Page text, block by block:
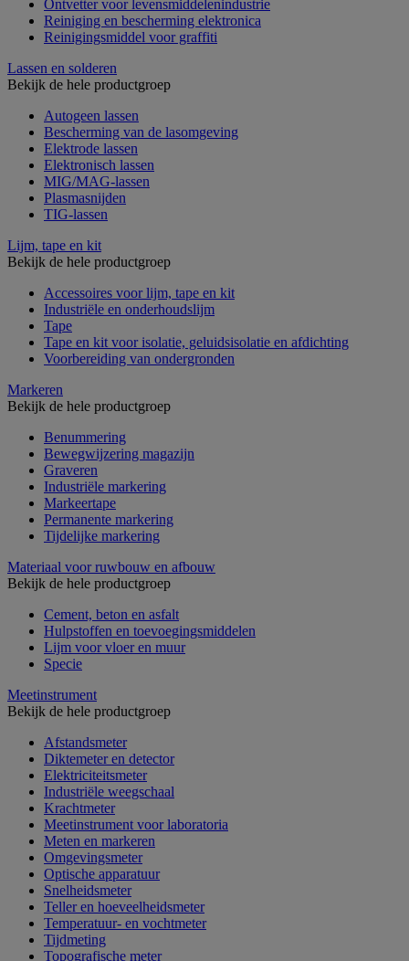
Ontvetter voor levensmiddelenindustrie
Reiniging en bescherming elektronica
Reinigingsmiddel voor graffiti
Lassen en solderen
Bekijk de hele productgroep
Autogeen lassen
Bescherming van de lasomgeving
Elektrode lassen
Elektronisch lassen
MIG/MAG-lassen
Plasmasnijden
TIG-lassen
Lijm, tape en kit
Bekijk de hele productgroep
Accessoires voor lijm, tape en kit
Industriële en onderhoudslijm
Tape
Tape en kit voor isolatie, geluidsisolatie en afdichting
Voorbereiding van ondergronden
Markeren
Bekijk de hele productgroep
Benummering
Bewegwijzering magazijn
Graveren
Industriële markering
Markeertape
Permanente markering
Tijdelijke markering
Materiaal voor ruwbouw en afbouw
Bekijk de hele productgroep
Cement, beton en asfalt
Hulpstoffen en toevoegingsmiddelen
Lijm voor vloer en muur
Specie
Meetinstrument
Bekijk de hele productgroep
Afstandsmeter
Diktemeter en detector
Elektriciteitsmeter
Industriële weegschaal
Krachtmeter
Meetinstrument voor laboratoria
Meten en markeren
Omgevingsmeter
Optische apparatuur
Snelheidsmeter
Teller en hoeveelheidsmeter
Temperatuur- en vochtmeter
Tijdmeting
Topografische meter